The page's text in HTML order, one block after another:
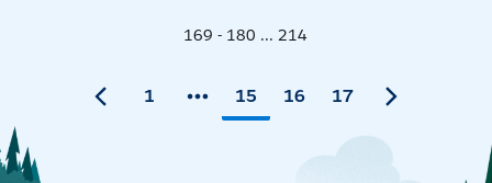
169 - 180 ... 214
1 15 16 17